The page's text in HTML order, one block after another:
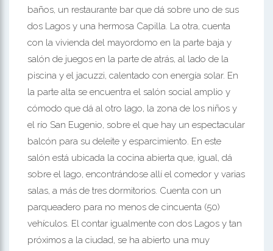
baños, un restaurante bar que dá sobre uno de sus
dos Lagos y una hermosa Capilla. La otra, cuenta
con la vivienda del mayordomo en la parte baja y
salón de juegos en la parte de atrás, al lado de la
piscina y el jacuzzi, calentado con energía solar. En
la parte alta se encuentra el salón social amplio y
cómodo que dá al otro lago, la zona de los niños y
el río San Eugenio, sobre el que hay un espectacular
balcón para su deleite y esparcimiento. En este
salón está ubicada la cocina abierta que, igual, dá
sobre el lago, encontrándose allí el comedor y varias
salas, a más de tres dormitorios. Cuenta con un
parqueadero para no menos de cincuenta (50)
vehículos. El contar igualmente con dos Lagos y tan
próximos a la ciudad, se ha abierto una muy